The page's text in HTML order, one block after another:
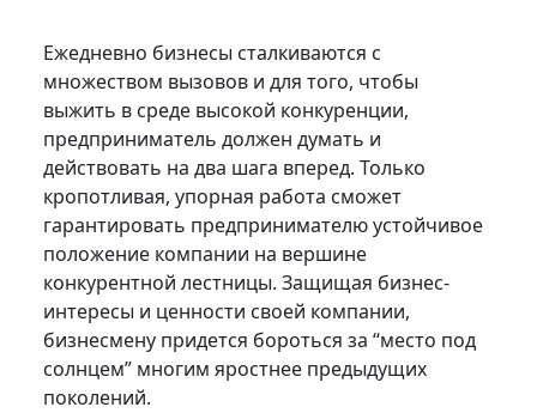
Ежедневно бизнесы сталкиваются с
множеством вызовов и для того, чтобы
выжить в среде высокой конкуренции,
предприниматель должен думать и
действовать на два шага вперед. Только
кропотливая, упорная работа сможет
гарантировать предпринимателю устойчивое
положение компании на вершине
конкурентной лестницы. Защищая бизнес-
интересы и ценности своей компании,
бизнесмену придется бороться за “место под
солнцем” многим яростнее предыдущих
поколений.